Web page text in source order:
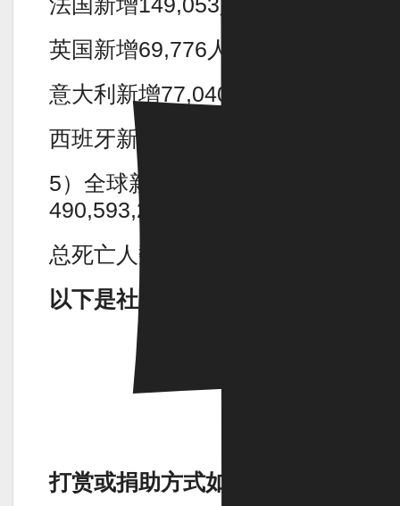
英国新增69,776人。
意大利新增77,040人。
西班牙新增43,265人。
5）全球新冠总感染人数为
490,593,286人。
总死亡人数为6,150,914人。
以下是社区广告：
打赏或捐助方式如下：